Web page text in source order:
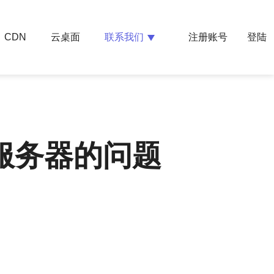
CDN 云桌面 联系我们 注册账号 登陆
务器的问题